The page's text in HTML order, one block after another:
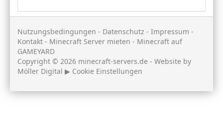
Nutzungsbedingungen - Datenschutz - Impressum -
Kontakt - Minecraft Server mieten - Minecraft auf
GAMEYARD
Copyright © 2026 minecraft-servers.de - Website by
Möller Digital ▶ Cookie Einstellungen